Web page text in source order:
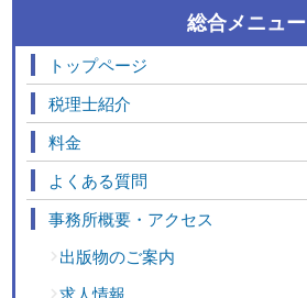
総合メニュー
トップページ
税理士紹介
料金
よくある質問
事務所概要・アクセス
出版物のご案内
求人情報